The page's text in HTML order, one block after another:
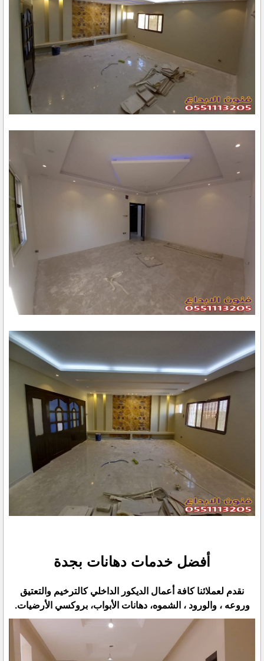
أفضل خدمات دهانات بجدة
نقدم لعملائنا كافة أعمال الديكور الداخلي كالترخيم والتعتيق
وروعه ، والورود ، الشموه، دهانات الأبواب، بروكسي الأرضيات.